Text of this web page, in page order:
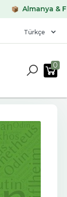
Almanya &
0